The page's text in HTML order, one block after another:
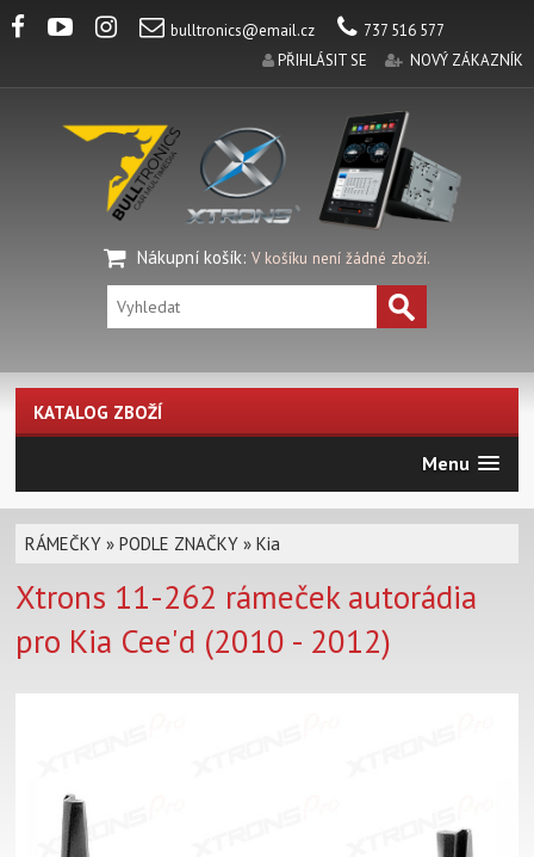
bulltronics@email.cz
737 516 577
PŘIHLÁSIT SE
NOVÝ ZÁKAZNÍK
Nákupní košík: V košíku není žádné zboží.
KATALOG ZBOŽÍ
Menu
RÁMEČKY »PODLE ZNAČKY »Kia
Xtrons 11-262 rámeček autorádia
pro Kia Cee'd (2010 - 2012)